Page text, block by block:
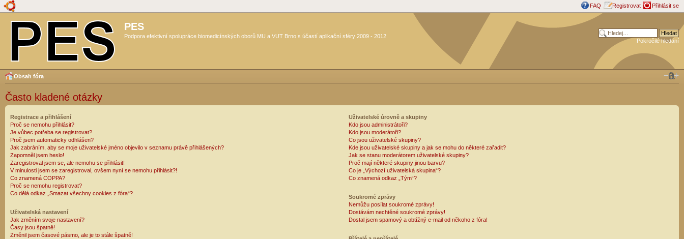
FAQ Registrovat Přihlásit se
PES
Podpora efektivní spolupráce biomedicínských oborů MU a VUT Brno s účastí aplikační sféry 2009 - 2012
Pokročilé hledání
Obsah fóra
Často kladené otázky
Registrace a přihlášení
Proč se nemohu přihlásit?
Je vůbec potřeba se registrovat?
Proč jsem automaticky odhlášen?
Jak zabráním, aby se moje uživatelské jméno objevilo v seznamu právě přihlášených?
Zapomněl jsem heslo!
Zaregistroval jsem se, ale nemohu se přihlásit!
V minulosti jsem se zaregistroval, ovšem nyní se nemohu přihlásit?!
Co znamená COPPA?
Proč se nemohu registrovat?
Co dělá odkaz „Smazat všechny cookies z fóra“?
Uživatelská nastavení
Jak změním svoje nastavení?
Časy jsou špatně!
Změnil jsem časové pásmo, ale je to stále špatně!
Uživatelské úrovně a skupiny
Kdo jsou administrátoři?
Kdo jsou moderátoři?
Co jsou uživatelské skupiny?
Kde jsou uživatelské skupiny a jak se mohu do některé zařadit?
Jak se stanu moderátorem uživatelské skupiny?
Proč mají některé skupiny jinou barvu?
Co je „Výchozí uživatelská skupina“?
Co znamená odkaz „Tým“?
Soukromé zprávy
Nemůžu posílat soukromé zprávy!
Dostávám nechtěné soukromé zprávy!
Dostal jsem spamový a obtížný e-mail od někoho z fóra!